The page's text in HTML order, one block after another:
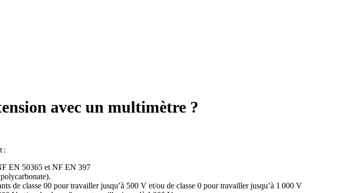
avec un multimètre ?
:
EN 50365 et NF EN 397
de classe 00 pour travailler jusqu’à 500 V et/ou de classe 0 pour travailler jusqu’à 1 000 V